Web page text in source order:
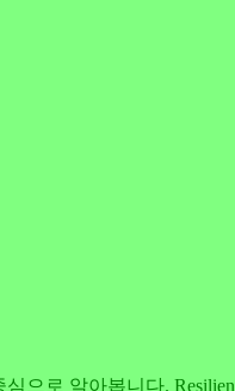
으로 알아봅니다.